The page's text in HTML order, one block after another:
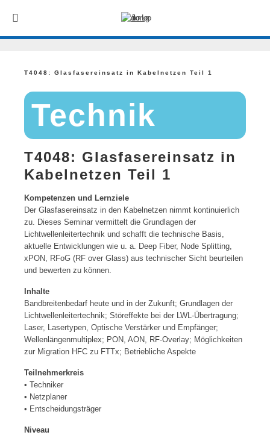
T4048: Glasfasereinsatz in Kabelnetzen Teil 1
Technik
T4048: Glasfasereinsatz in
Kabelnetzen Teil 1
Kompetenzen und Lernziele
Der Glasfasereinsatz in den Kabelnetzen nimmt kontinuierlich
zu. Dieses Seminar vermittelt die Grundlagen der
Lichtwellenleitertechnik und schafft die technische Basis,
aktuelle Entwicklungen wie u. a. Deep Fiber, Node Splitting,
xPON, RFoG (RF over Glass) aus technischer Sicht beurteilen
und bewerten zu können.
Inhalte
Bandbreitenbedarf heute und in der Zukunft; Grundlagen der
Lichtwellenleitertechnik; Störeffekte bei der LWL-Übertragung;
Laser, Lasertypen, Optische Verstärker und Empfänger;
Wellenlängenmultiplex; PON, AON, RF-Overlay; Möglichkeiten
zur Migration HFC zu FTTx; Betriebliche Aspekte
Teilnehmerkreis
• Techniker
• Netzplaner
• Entscheidungsträger
Niveau